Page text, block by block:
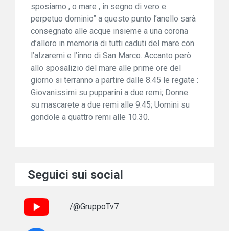
sposiamo , o mare , in segno di vero e
perpetuo dominio” a questo punto l’anello sarà
consegnato alle acque insieme a una corona
d’alloro in memoria di tutti caduti del mare con
l’alzaremi e l’inno di San Marco. Accanto però
allo sposalizio del mare alle prime ore del
giorno si terranno a partire dalle 8.45 le regate :
Giovanissimi su pupparini a due remi; Donne
su mascarete a due remi alle 9.45; Uomini su
gondole a quattro remi alle 10.30.
Seguici sui social
/@GruppoTv7